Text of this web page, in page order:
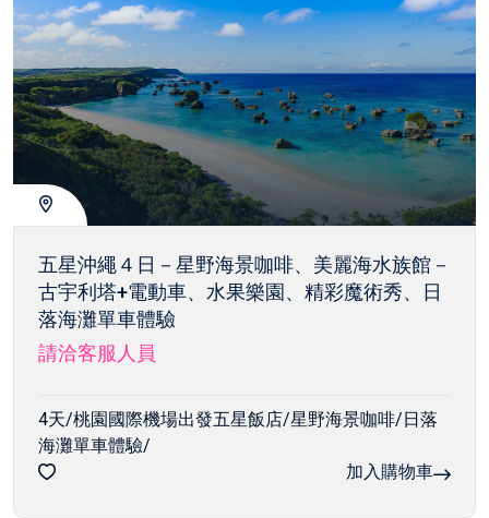
五星沖繩４日－星野海景咖啡、美麗海水族館－
古宇利塔+電動車、水果樂園、精彩魔術秀、日
落海灘單車體驗
請洽客服人員
4天/桃園國際機場出發五星飯店/星野海景咖啡/日落
海灘單車體驗/
加入購物車